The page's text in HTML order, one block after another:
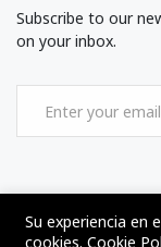
Subscribe to our
on your inbox.
Su experiencia en
cookies. Cookie